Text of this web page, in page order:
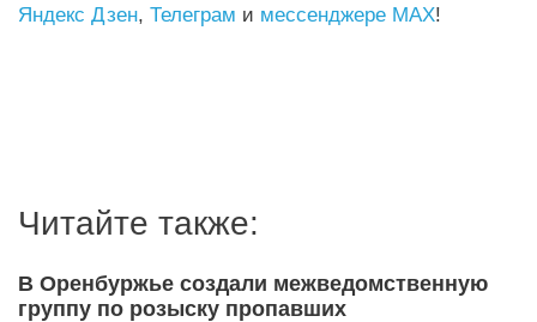
Яндекс Дзен, Телеграм и мессенджере MAX!
Читайте также:
В Оренбуржье создали межведомственную
группу по розыску пропавших